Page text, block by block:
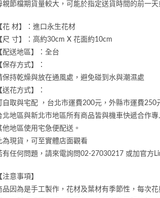
親節檔期貨量較大，可能於指定送貨時間的前一
花 材】：進口永生花材
尺 寸】：高約30cm X 花面約10cm
配送地區】：全台
保存方式】：
保持乾燥與放在通風處，避免碰到水與潮濕處
送花方式】：
自取與宅配 ，台北市運費200元，外縣市運費250
北地區與新北市地區所有商品皆與機車快遞合作專
他地區使用宅急便配送。
為現貨，可至實體店面觀看
有任何問題，請來電詢問02-27030217 或加官方
注意事項】
品因為是手工製作，花材及葉材有季節性，每次